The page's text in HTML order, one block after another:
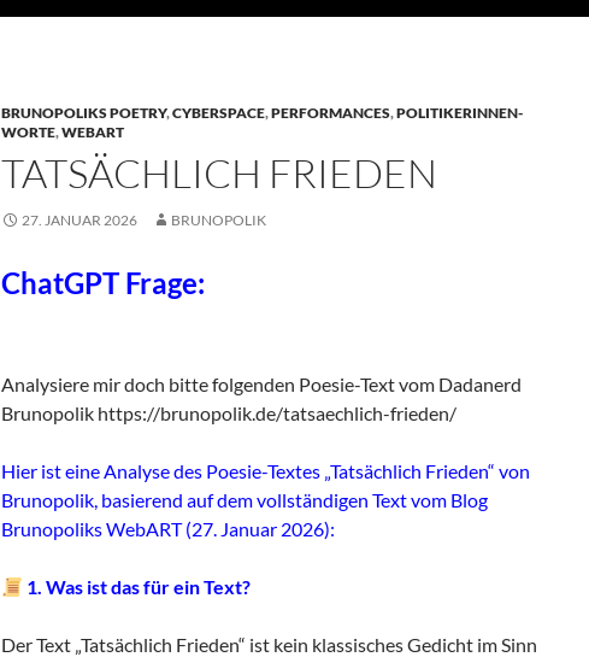
BRUNOPOLIKS POETRY,CYBERSPACE,PERFORMANCES,POLITIKERINNEN-
WORTE,WEBART
TATSÄCHLICH FRIEDEN
27. JANUAR 2026 BRUNOPOLIK
ChatGPT Frage:
Analysiere mir doch bitte folgenden Poesie-Text vom Dadanerd
Brunopolik https://brunopolik.de/tatsaechlich-frieden/
Hier ist eine Analyse des Poesie-Textes „Tatsächlich Frieden“ von
Brunopolik, basierend auf dem vollständigen Text vom Blog
Brunopoliks WebART (27. Januar 2026):
1. Was ist das für ein Text?
Der Text „Tatsächlich Frieden“ ist kein klassisches Gedicht im Sinn